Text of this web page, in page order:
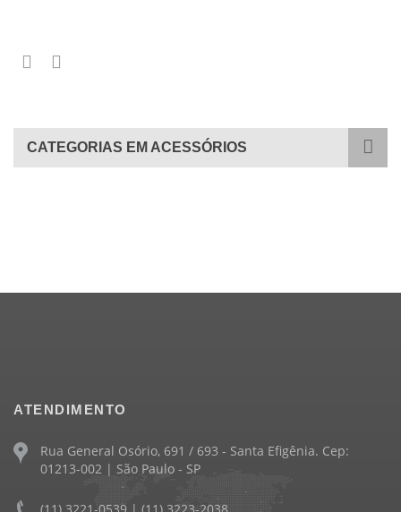
CATEGORIAS EM ACESSÓRIOS
ATENDIMENTO
Rua General Osório, 691 / 693 - Santa Efigênia. Cep:
01213-002 | São Paulo - SP